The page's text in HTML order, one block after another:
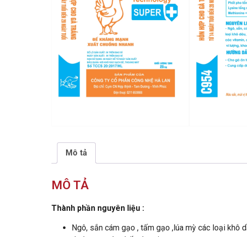
Mô tả
MÔ TẢ
Thành phần nguyên liệu :
Ngô, sắn cám gạo , tấm gạo ,lúa mỳ các loại khô